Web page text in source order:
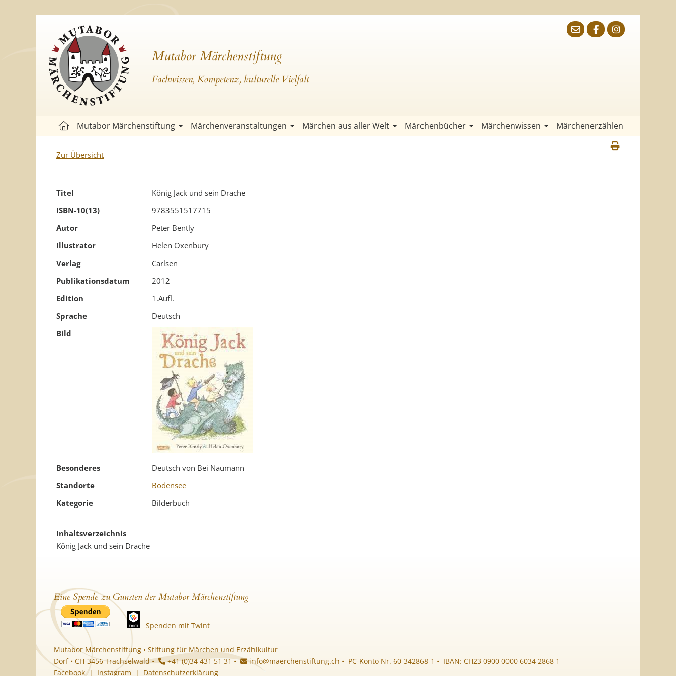
Mutabor Märchenstiftung
Fachwissen, Kompetenz, kulturelle Vielfalt
Mutabor Märchenstiftung Märchenveranstaltungen Märchen aus aller Welt Märchenbücher Märchenwissen Märchenerzählen
Zur Übersicht
Titel
König Jack und sein Drache
ISBN-10(13)
9783551517715
Autor
Peter Bently
Illustrator
Helen Oxenbury
Verlag
Carlsen
Publikationsdatum
2012
Edition
1.Aufl.
Sprache
Deutsch
Bild
Besonderes
Deutsch von Bei Naumann
Standorte
Bodensee
Kategorie
Bilderbuch
Inhaltsverzeichnis
König Jack und sein Drache
Eine Spende zu Gunsten der Mutabor Märchenstiftung
Spenden mit Twint
Mutabor Märchenstiftung • Stiftung für Märchen und Erzählkultur
Dorf • CH-3456 Trachselwald •
+41 (0)34 431 51 31 • info@maerchenstiftung.ch • PC-Konto Nr. 60-342868-1 • IBAN: CH23 0900 0000 6034 2868 1
Facebook| Instagram | Datenschutzerklärung